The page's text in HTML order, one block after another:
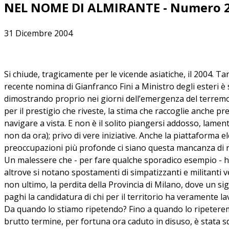
NEL NOME DI ALMIRANTE - Numero
31 Dicembre 2004
Si chiude, tragicamente per le vicende asiatiche, il 2004.
recente nomina di Gianfranco Fini a Ministro degli esteri
dimostrando proprio nei giorni dell’emergenza del
per il prestigio che riveste, la stima che raccoglie anche
navigare a vista. E non è il solito piangersi addosso,
non da ora); privo di vere iniziative. Anche la piattaforma
preoccupazioni più profonde ci siano questa mancanza
Un malessere che - per fare qualche sporadico esempio
altrove si notano spostamenti di simpatizzanti e militanti
non ultimo, la perdita della Provincia di Milano, dove un
paghi la candidatura di chi per il territorio ha veramente
Da quando lo stiamo ripetendo? Fino a quando lo
brutto termine, per fortuna ora caduto in disuso, è stata